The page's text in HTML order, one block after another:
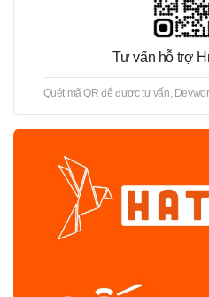
Tư vấn hỗ trợ
Quét mã QR để được tư vấn,